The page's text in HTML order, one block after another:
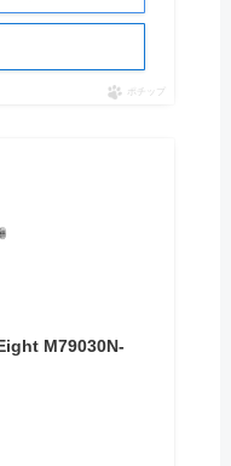
ポチップ
M79030N-